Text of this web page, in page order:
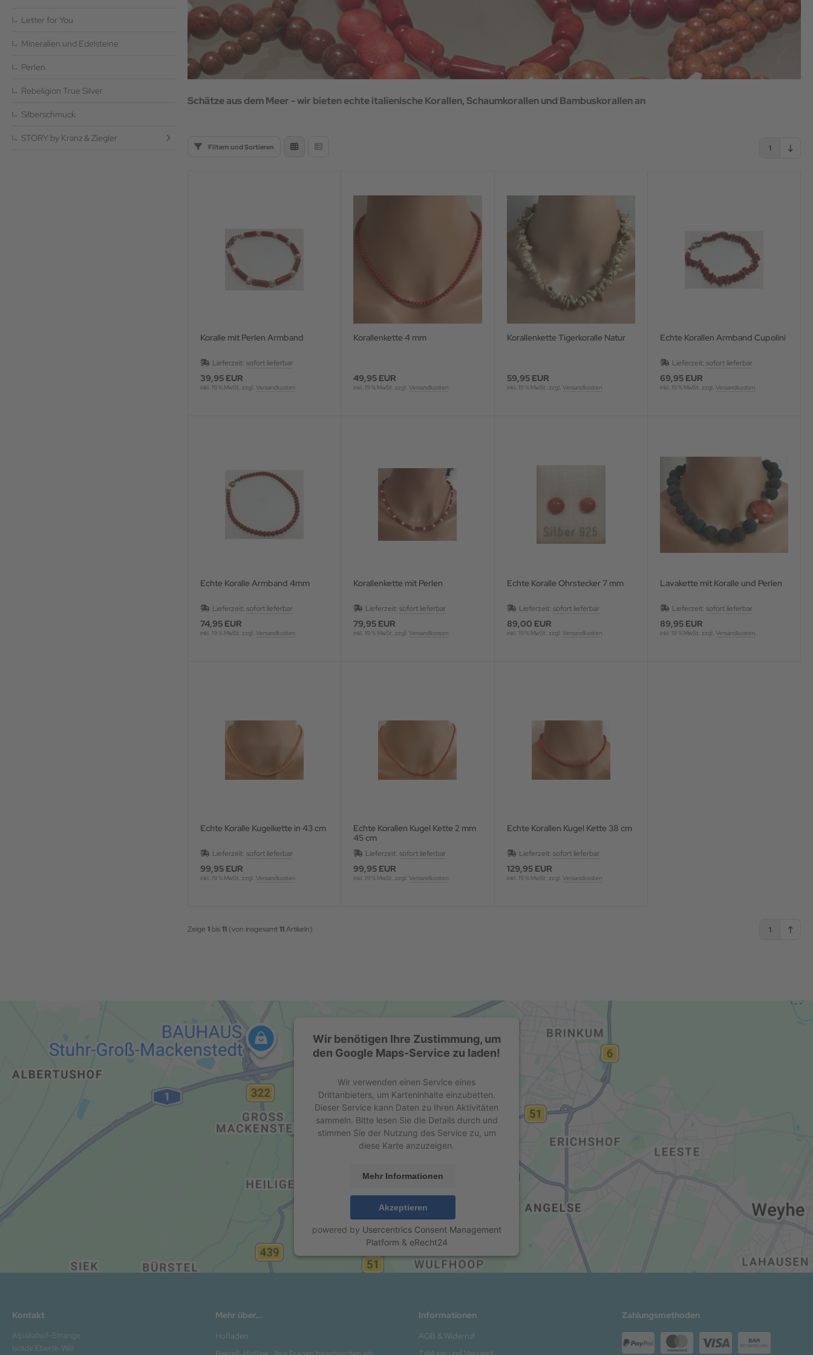
Letter for You
Mineralien und Edelsteine
Perlen
Rebeligion True Silver
Silberschmuck
STORY by Kranz & Ziegler
Schätze aus dem Meer - wir bieten echte italienische Korallen, Schaumkorallen und Bambuskorallen an
Filtern und Sortieren 1
Koralle mit Perlen Armband
Lieferzeit: sofort lieferbar
39,95 EUR
inkl. 19 % MwSt. zzgl. Versandkosten
Korallenkette 4 mm
49,95 EUR
inkl. 19 % MwSt. zzgl.Versandkosten
Korallenkette Tigerkoralle Natur
59,95 EUR
inkl. 19 % MwSt. zzgl. Versandkosten
Echte Korallen Armband Cupolini
Lieferzeit: sofort lieferbar
69,95 EUR
inkl. 19 % MwSt. zzgl. Versandkosten
Echte Koralle Armband 4mm
Lieferzeit: sofort lieferbar
74,95 EUR
inkl. 19 % MwSt. zzgl. Versandkosten
Korallenkette mit Perlen
Lieferzeit:sofort lieferbar
79,95 EUR
inkl. 19 % MwSt. zzgl.Versandkosten
Echte Koralle Ohrstecker 7 mm
Lieferzeit: sofort lieferbar
89,00 EUR
inkl. 19 % MwSt. zzgl. Versandkosten
Lavakette mit Koralle und Perlen
Lieferzeit: sofort lieferbar
89,95 EUR
inkl. 19 % MwSt. zzgl. Versandkosten
Echte Koralle Kugelkette in 43 cm
Lieferzeit: sofort lieferbar
99,95 EUR
inkl. 19 % MwSt. zzgl. Versandkosten
Echte Korallen Kugel Kette 2 mm
45 cm
Lieferzeit:sofort lieferbar
99,95 EUR
inkl. 19 % MwSt. zzgl.Versandkosten
Echte Korallen Kugel Kette 38 cm
Lieferzeit: sofort lieferbar
129,95 EUR
inkl. 19 % MwSt. zzgl. Versandkosten
Zeige 1 bis11 (von insgesamt11Artikeln) 1
Wir benötigen Ihre Zustimmung, um
den Google Maps-Service zu laden!
Wir verwenden einen Service eines
Drittanbieters, um Karteninhalte einzubetten.
Dieser Service kann Daten zu Ihren Aktivitäten
sammeln. Bitte lesen Sie die Details durch und
stimmen Sie der Nutzung des Service zu, um
diese Karte anzuzeigen.
Mehr Informationen
Akzeptieren
powered by Usercentrics Consent Management
Platform & eRecht24
Kontakt
Alpakahof-Strange
Isolde Eberle-Will
Mehr über...
Hofladen
Informationen
AGB & Widerruf
Zahlungsmethoden
& Lama Patenschaften
KUNTUR
für die Alpakas